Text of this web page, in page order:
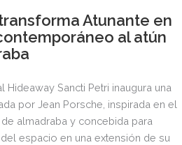
Atunante en
al atún
Hideaway Sancti Petri inaugura una
por Jean Porsche, inspirada en el
almadraba y concebida para
espacio en una extensión de su